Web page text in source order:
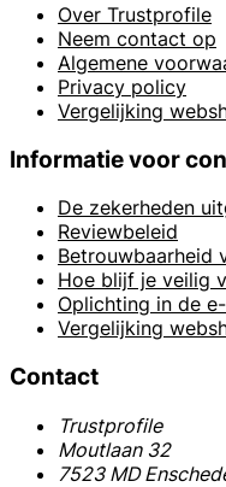
Over Trustprofile
Neem contact op
Algemene
Privacy policy
Vergelijking
Informatie voor
De zekerheden
Reviewbeleid
Betrouwbaarheid
Hoe blijf je veilig
Oplichting in de
Vergelijking
Contact
Trustprofile
Moutlaan 32
7523 MD